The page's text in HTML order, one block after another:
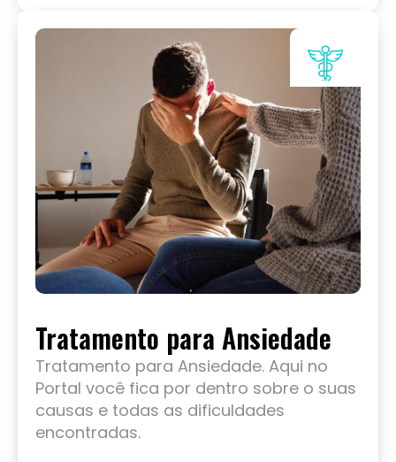
Tratamento para Ansiedade
Tratamento para Ansiedade. Aqui no
Portal você fica por dentro sobre o suas
causas e todas as dificuldades
encontradas.